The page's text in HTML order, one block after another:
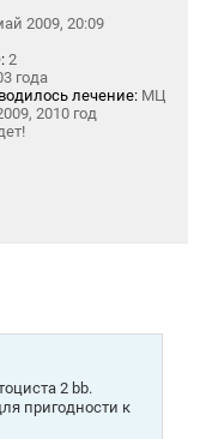
2009, 20:09
2
года
лечение: МЦ
2010 год
2 bb.
пригодности к